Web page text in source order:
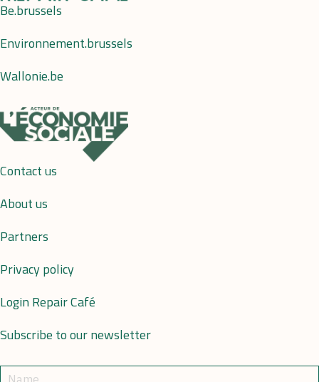
Be.brussels
Environnement.brussels
Wallonie.be
Contact us
About us
Partners
Privacy policy
Login Repair Café
Subscribe to our newsletter